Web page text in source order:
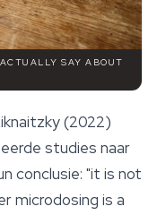
SAY ABOUT
(2022)
studies naar
conclusie: "it is not
microdosing is a